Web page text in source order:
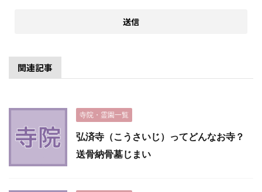
関連記事
寺院・霊園一覧
弘済寺（こうさいじ）ってどんなお寺？
送骨納骨墓じまい